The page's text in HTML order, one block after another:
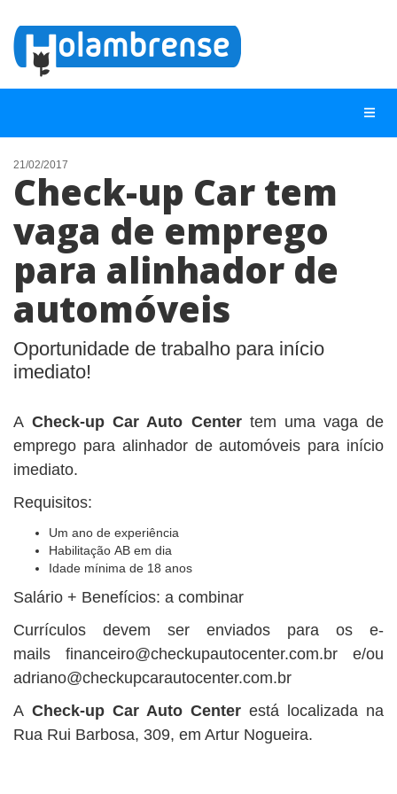
NOTÍCIAS
LISTA DIGITAL
CONTATO
ANUNCIE
21/02/2017
Check-up Car tem
vaga de emprego
para alinhador de
automóveis
Oportunidade de trabalho para início
imediato!
ACheck-up Car Auto Center tem uma vaga de
emprego para alinhador de automóveis para início
imediato.
Requisitos:
Um ano de experiência
Habilitação AB em dia
Idade mínima de 18 anos
Salário + Benefícios: a combinar
Currículos devem ser enviados para os e-
mails financeiro@checkupautocenter.com.br e/ou
adriano@checkupcarautocenter.com.br
A Check-up Car Auto Center está localizada na
Rua Rui Barbosa, 309, em Artur Nogueira.